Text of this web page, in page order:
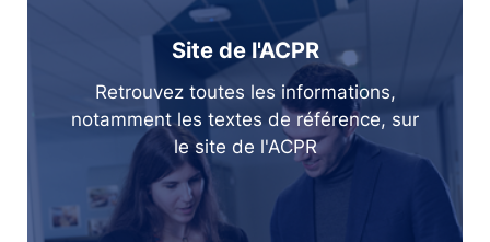
Site de l'ACPR
Retrouvez toutes les informations,
notamment les textes de référence, sur
le site de l'ACPR